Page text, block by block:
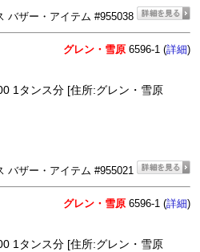
バザー・アイテム #955038
グレン・雪原 6596-1 (詳細)
1タンス分 [住所:グレン・雪原
バザー・アイテム #955021
グレン・雪原 6596-1 (詳細)
1タンス分 [住所:グレン・雪原